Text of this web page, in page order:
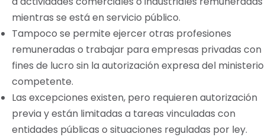
mientras se está en servicio público.
Tampoco se permite ejercer otras profesiones
remuneradas o trabajar para empresas privadas con
fines de lucro sin la autorización expresa del ministerio
competente.
Las excepciones existen, pero requieren autorización
previa y están limitadas a tareas vinculadas con
entidades públicas o situaciones reguladas por ley.